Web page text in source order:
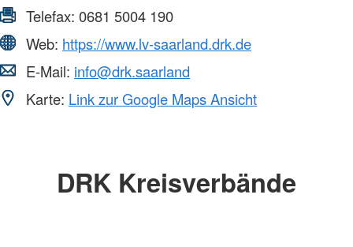
Telefax: 0681 5004 190
Web: https://www.lv-saarland.drk.de
E-Mail: info@drk.saarland
Karte: Link zur Google Maps Ansicht
DRK Kreisverbände